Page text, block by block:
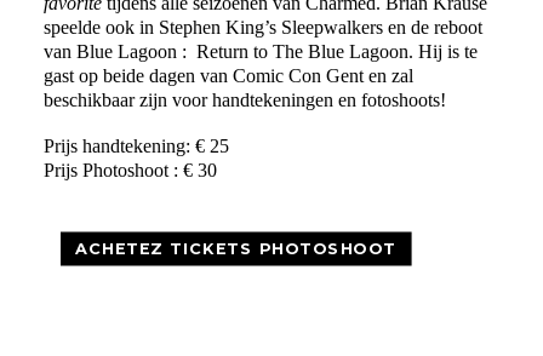
speelde ook in Stephen King’s Sleepwalkers en de reboot
van Blue Lagoon : Return to The Blue Lagoon. Hij is te
gast op beide dagen van Comic Con Gent en zal
beschikbaar zijn voor handtekeningen en fotoshoots!
Prijs handtekening: € 25
Prijs Photoshoot : € 30
ACHETEZ TICKETS PHOTOSHOOT